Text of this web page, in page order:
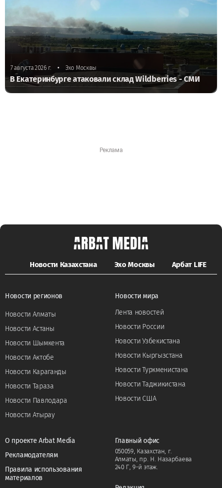
7 августа 2026 г. • Эхо Москвы
В Екатеринбурге атаковали склад Wildberries - СМИ
Новости Казахстана Эхо Москвы Арбат LIFE
Новости регионов
Новости Алматы
Новости Астаны
Новости Шымкента
Новости Актобе
Новости Караганды
Новости Тараза
Новости Павлодара
Новости Атырау
Новости мира
Лента новостей
Новости России
Новости Узбекистана
Новости Кыргызстана
Новости Туркменистана
Новости Таджикистана
Новости США
О проекте Arbat Media
Рекламодателям
Правила использования
материалов
Главный офис
050059, Казахстан, г.
Алматы, пр. Н. Назарбаева
240 Г, 9-й этаж.